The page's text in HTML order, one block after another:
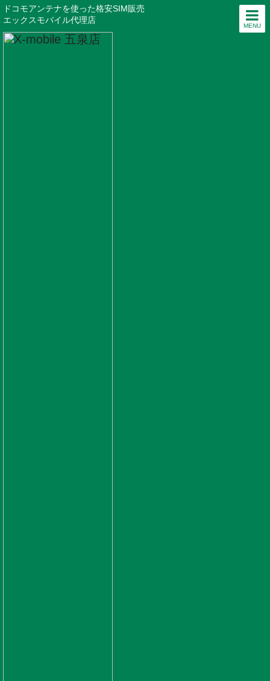
MENU
ドコモアンテナを使った格安SIM販売
エックスモバイル代理店